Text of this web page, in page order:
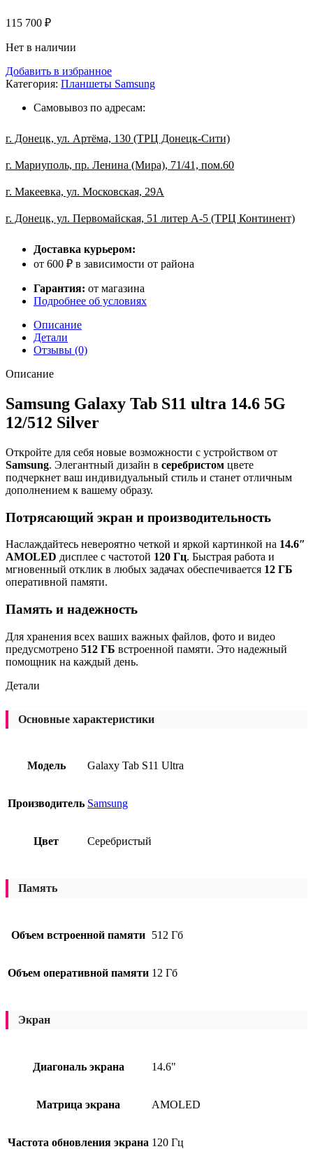
115 700 ₽
Нет в наличии
Добавить в избранное
Категория: Планшеты Samsung
Самовывоз по адресам:
г. Донецк, ул. Артёма, 130 (ТРЦ Донецк-Сити)
г. Мариуполь, пр. Ленина (Мира), 71/41, пом.60
г. Макеевка, ул. Московская, 29А
г. Донецк, ул. Первомайская, 51 литер А-5 (ТРЦ Континент)
Доставка курьером:
от 600 ₽ в зависимости от района
Гарантия: от магазина
Подробнее об условиях
Описание
Детали
Отзывы (0)
Описание
Samsung Galaxy Tab S11 ultra 14.6 5G
12/512 Silver
Откройте для себя новые возможности с устройством от
Samsung. Элегантный дизайн в серебристом цвете
подчеркнет ваш индивидуальный стиль и станет отличным
дополнением к вашему образу.
Потрясающий экран и производительность
Наслаждайтесь невероятно четкой и яркой картинкой на 14.6″
AMOLED дисплее с частотой 120 Гц. Быстрая работа и
мгновенный отклик в любых задачах обеспечивается 12 ГБ
оперативной памяти.
Память и надежность
Для хранения всех ваших важных файлов, фото и видео
предусмотрено 512 ГБ встроенной памяти. Это надежный
помощник на каждый день.
Детали
Основные характеристики
Модель Galaxy Tab S11 Ultra
Производитель Samsung
Цвет Серебристый
Память
Объем встроенной памяти 512 Гб
Объем оперативной памяти 12 Гб
Экран
Диагональ экрана 14.6"
Матрица экрана AMOLED
Частота обновления экрана 120 Гц